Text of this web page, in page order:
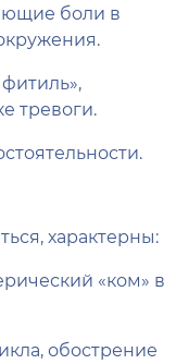
боли в
тревоги.
характерны:
«ком» в
обострение